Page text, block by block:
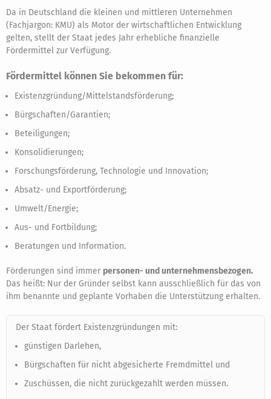
Da in Deutschland die kleinen und mittleren Unternehmen
(Fachjargon: KMU) als Motor der wirtschaftlichen Entwicklung
gelten, stellt der Staat jedes Jahr erhebliche finanzielle
Fördermittel zur Verfügung.
Fördermittel können Sie bekommen für:
Existenzgründung/Mittelstandsförderung;
Bürgschaften/Garantien;
Beteiligungen;
Konsolidierungen;
Forschungsförderung, Technologie und Innovation;
Absatz- und Exportförderung;
Umwelt/Energie;
Aus- und Fortbildung;
Beratungen und Information.
Förderungen sind immer personen- und unternehmensbezogen.
Das heißt: Nur der Gründer selbst kann ausschließlich für das von
ihm benannte und geplante Vorhaben die Unterstützung erhalten.
Der Staat fördert Existenzgründungen mit:
günstigen Darlehen,
Bürgschaften für nicht abgesicherte Fremdmittel und
Zuschüssen, die nicht zurückgezahlt werden müssen.